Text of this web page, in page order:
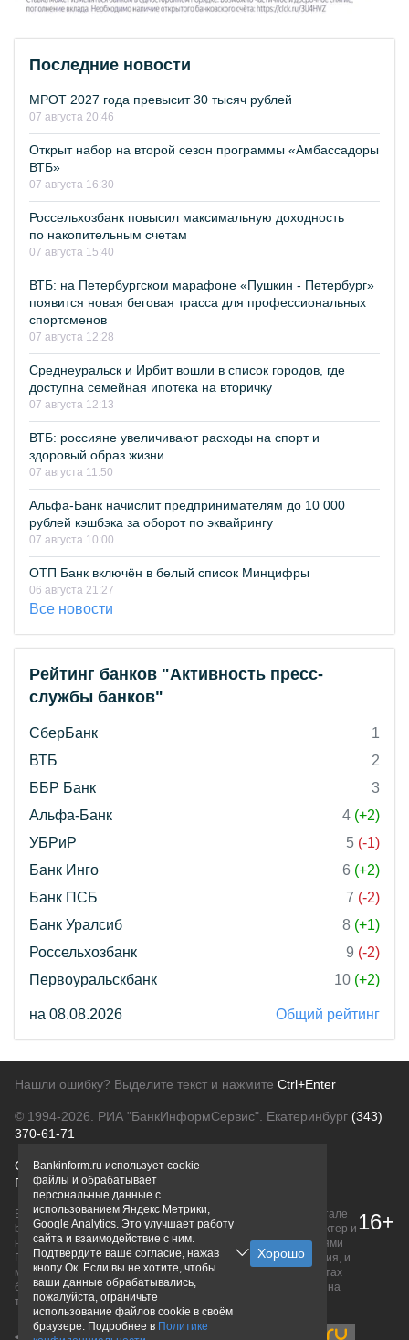
Последние новости
МРОТ 2027 года превысит 30 тысяч рублей
07 августа 20:46
Открыт набор на второй сезон программы «Амбассадоры
ВТБ»
07 августа 16:30
Россельхозбанк повысил максимальную доходность
по накопительным счетам
07 августа 15:40
ВТБ: на Петербургском марафоне «Пушкин - Петербург»
появится новая беговая трасса для профессиональных
спортсменов
07 августа 12:28
Среднеуральск и Ирбит вошли в список городов, где
доступна семейная ипотека на вторичку
07 августа 12:13
ВТБ: россияне увеличивают расходы на спорт и
здоровый образ жизни
07 августа 11:50
Альфа-Банк начислит предпринимателям до 10 000
рублей кэшбэка за оборот по эквайрингу
07 августа 10:00
ОТП Банк включён в белый список Минцифры
06 августа 21:27
Все новости
Рейтинг банков "Активность пресс-
службы банков"
СберБанк
1
ВТБ
2
ББР Банк
3
Альфа-Банк
4 (+2)
УБРиР
5 (-1)
Банк Инго
6 (+2)
Банк ПСБ
7 (-2)
Банк Уралсиб
8 (+1)
Россельхозбанк
9 (-2)
Первоуральскбанк
10 (+2)
на 08.08.2026 Общий рейтинг
Нашли ошибку? Выделите текст и нажмите Ctrl+Enter
© 1994-2026. РИА "БанкИнформСервис". Екатеринбург (343)
370-61-71
О проектеПолитика конфиденциальности
Правовая информацияДля рекламодателей
Вся информация о продуктах банков, размещенная на портале
bankinform.ru, носит исключительно ознакомительный характер и
не является публичной офертой, определяемой положениями
ГК РФ. Информация не содержит точного и полного описания, и
может быть изменена. Конечные условия уточняйте на сайтах
банков или при личном обращении. Исключительное право на
товарные знаки принадлежит их правообладателям.
16+
Bankinform.ru использует cookie-
файлы и обрабатывает
персональные данные с
использованием Яндекс Метрики,
Google Analytics. Это улучшает работу
сайта и взаимодействие с ним.
Подтвердите ваше согласие, нажав
кнопу Ок. Если вы не хотите, чтобы
ваши данные обрабатывались,
пожалуйста, ограничьте
использование файлов cookie в своём
браузере. Подробнее в Политике